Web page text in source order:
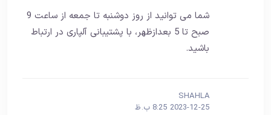
شما می توانید از روز دوشنبه تا جمعه از ساعت 9
صبح تا 5 بعدازظهر، با پشتیبانی آلپاری در ارتباط
باشید.
SHAHLA
2023-12-25 8:25 ب.ظ